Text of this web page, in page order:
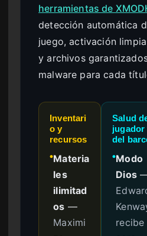
herramientas de
detección automática
juego, activación
y archivos
malware para cada
Inventari
o y
recursos
●Materia
les
ilimitad
os —
Maximi
Salud
jugador
del
●Modo
Dios
recibe